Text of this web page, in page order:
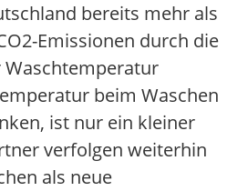
bereits mehr als
Emissionen durch die
beim Waschen
ist nur ein kleiner
verfolgen weiterhin
als neue